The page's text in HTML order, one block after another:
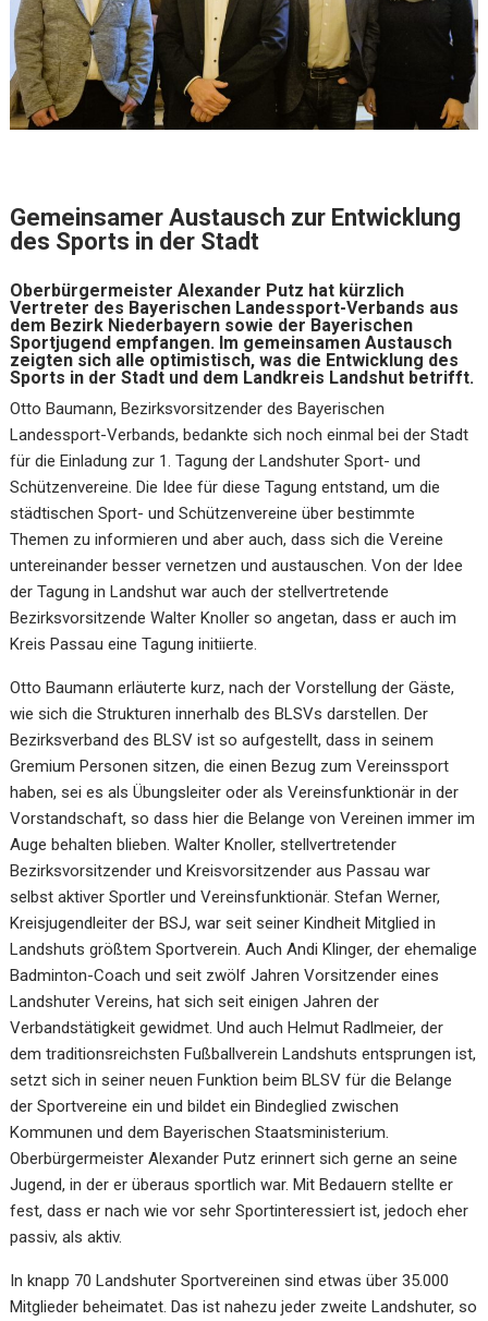
Gemeinsamer Austausch zur Entwicklung
des Sports in der Stadt
Oberbürgermeister Alexander Putz hat kürzlich
Vertreter des Bayerischen Landessport-Verbands aus
dem Bezirk Niederbayern sowie der Bayerischen
Sportjugend empfangen. Im gemeinsamen Austausch
zeigten sich alle optimistisch, was die Entwicklung des
Sports in der Stadt und dem Landkreis Landshut betrifft.
Otto Baumann, Bezirksvorsitzender des Bayerischen
Landessport-Verbands, bedankte sich noch einmal bei der Stadt
für die Einladung zur 1. Tagung der Landshuter Sport- und
Schützenvereine. Die Idee für diese Tagung entstand, um die
städtischen Sport- und Schützenvereine über bestimmte
Themen zu informieren und aber auch, dass sich die Vereine
untereinander besser vernetzen und austauschen. Von der Idee
der Tagung in Landshut war auch der stellvertretende
Bezirksvorsitzende Walter Knoller so angetan, dass er auch im
Kreis Passau eine Tagung initiierte.
Otto Baumann erläuterte kurz, nach der Vorstellung der Gäste,
wie sich die Strukturen innerhalb des BLSVs darstellen. Der
Bezirksverband des BLSV ist so aufgestellt, dass in seinem
Gremium Personen sitzen, die einen Bezug zum Vereinssport
haben, sei es als Übungsleiter oder als Vereinsfunktionär in der
Vorstandschaft, so dass hier die Belange von Vereinen immer im
Auge behalten blieben. Walter Knoller, stellvertretender
Bezirksvorsitzender und Kreisvorsitzender aus Passau war
selbst aktiver Sportler und Vereinsfunktionär. Stefan Werner,
Kreisjugendleiter der BSJ, war seit seiner Kindheit Mitglied in
Landshuts größtem Sportverein. Auch Andi Klinger, der ehemalige
Badminton-Coach und seit zwölf Jahren Vorsitzender eines
Landshuter Vereins, hat sich seit einigen Jahren der
Verbandstätigkeit gewidmet. Und auch Helmut Radlmeier, der
dem traditionsreichsten Fußballverein Landshuts entsprungen ist,
setzt sich in seiner neuen Funktion beim BLSV für die Belange
der Sportvereine ein und bildet ein Bindeglied zwischen
Kommunen und dem Bayerischen Staatsministerium.
Oberbürgermeister Alexander Putz erinnert sich gerne an seine
Jugend, in der er überaus sportlich war. Mit Bedauern stellte er
fest, dass er nach wie vor sehr Sportinteressiert ist, jedoch eher
passiv, als aktiv.
In knapp 70 Landshuter Sportvereinen sind etwas über 35.000
Mitglieder beheimatet. Das ist nahezu jeder zweite Landshuter, so